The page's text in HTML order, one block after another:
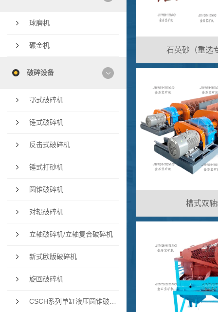
球磨机
碾金机
破碎设备
鄂式破碎机
锤式破碎机
反击式破碎机
锤式打砂机
圆锥破碎机
对辊破碎机
立轴破碎机/立轴复合破碎机
新式欧版破碎机
旋回破碎机
石英砂（重选
槽式双